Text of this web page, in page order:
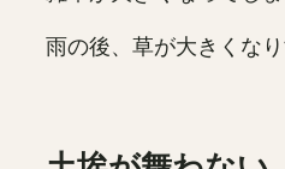
雨の後、草が大きくな